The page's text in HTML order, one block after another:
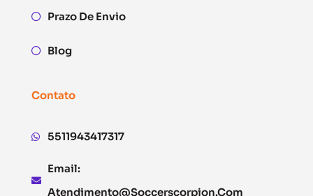
Prazo De Envio
Blog
Contato
5511943417317
Email:
Atendimento@soccerscorpion.com